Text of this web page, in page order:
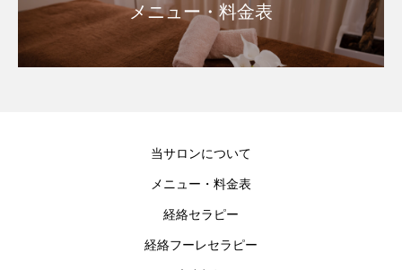
メニュー・料金表
当サロンについて
メニュー・料金表
経絡セラピー
経絡フーレセラピー